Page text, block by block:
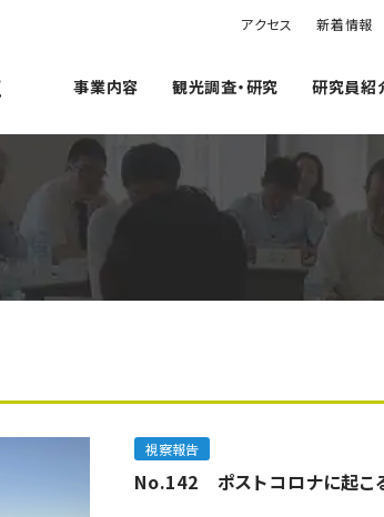
アクセス 新着情報
事業内容 観光調査・研究 研究員紹
視察報告
No.142 ポストコロナに起こ